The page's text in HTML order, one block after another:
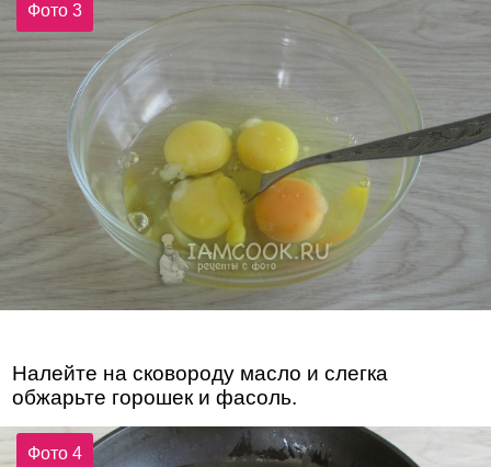
Фото 3
Налейте на сковороду масло и слегка
обжарьте горошек и фасоль.
Фото 4